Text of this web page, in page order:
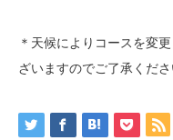
＊天候によりコースを変
ざいますのでご了承くだ